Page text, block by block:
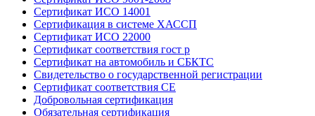
Сертификат ИСО 14001
Сертификация в системе ХАССП
Сертификат ИСО 22000
Сертификат соответствия гост р
Сертификат на автомобиль и СБКТС
Свидетельство о государственной регистрации
Сертификат соответствия СЕ
Добровольная сертификация
Обязательная сертификация